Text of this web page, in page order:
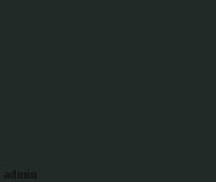
admin